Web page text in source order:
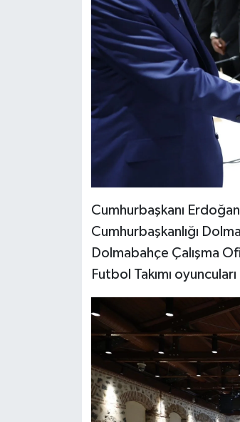
Cumhurbaşkanı
Cumhurbaşkanlığı
Dolmabahçe Çalışma
Futbol Takımı